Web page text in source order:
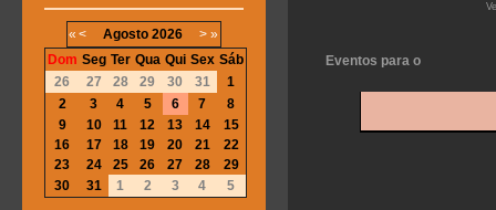
Eventos para o
« < Agosto 2026 > »
Dom Seg Ter Qua Qui Sex Sáb
26
27 28 29 30 31
1
2
3 4 5 6 7
8
9
10 11 12 13 14
15
16
17 18 19 20 21
22
23
24 25 26 27 28
29
30
31 1 2 3 4 5